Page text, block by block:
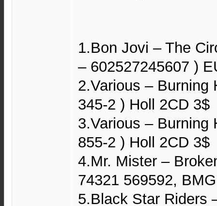
1.Bon Jovi ‎– The
‎– 602527245607 )
2.Various – Burning
345-2 ) Holl 2CD 3$
3.Various – Burning
855-2 ) Holl 2CD 3$
4.Mr. Mister –
74321 569592,
5.Black Star Riders